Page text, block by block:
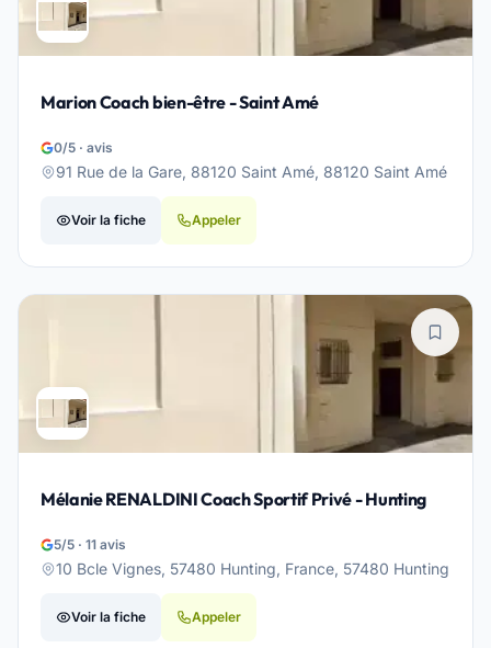
Marion Coach bien-être - Saint Amé
0/5 · avis
91 Rue de la Gare, 88120 Saint Amé, 88120 Saint Amé
Voir la fiche Appeler
Mélanie RENALDINI Coach Sportif Privé - Hunting
5/5 · 11 avis
10 Bcle Vignes, 57480 Hunting, France, 57480 Hunting
Voir la fiche Appeler